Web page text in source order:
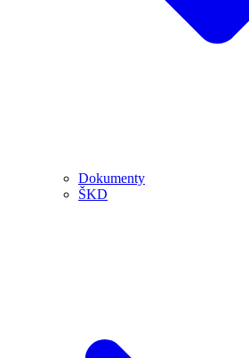
Dokumenty
ŠKD